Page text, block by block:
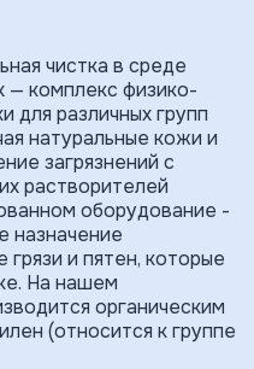
чистка в среде
— комплекс физико-
для различных групп
натуральные кожи и
загрязнений с
растворителей
оборудование -
назначение
грязи и пятен, которые
На нашем
органическим
(относится к группе